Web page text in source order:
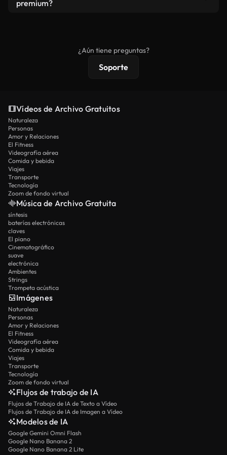
premium?
protecciones de licencia extendidas.
¿Aún tiene preguntas?
Soporte
Vídeos de Archivo Gratuitos
Naturaleza
Personas
Amor y Relaciones
El Fitness
Videografía aérea
Comida y bebida
Viajes
Transporte
Tecnología
Zoom de fondo virtual
Música de Archivo Gratuita
síntesis
baterías electrónicas
claves
El piano
Cinematográfico
suave
electrónica
Ambientes
Strings
Trompeta acústica
Imágenes
Naturaleza
Personas
Amor y Relaciones
El Fitness
Videografía aérea
Comida y bebida
Viajes
Transporte
Tecnología
Zoom de fondo virtual
Flujos de trabajo de IA
Flujos de Trabajo de IA de Texto a Vídeo
Flujos de Trabajo de IA de Imagen a Vídeo
Modelos de IA
Google Gemini Omni Flash
Google Nano Banana 2
Google Nano Banana 2 Lite